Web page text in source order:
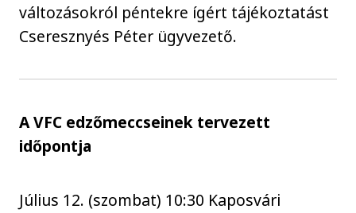
változásokról péntekre ígért tájékoztatást
Cseresznyés Péter ügyvezető.
A VFC edzőmeccseinek tervezett
időpontja
Július 12. (szombat) 10:30 Kaposvári